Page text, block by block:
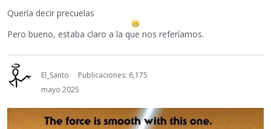
Quería decir precuelas
Pero bueno, estaba claro a la que nos referíamos.
El_Santo
Publicaciones: 6,175
mayo 2025